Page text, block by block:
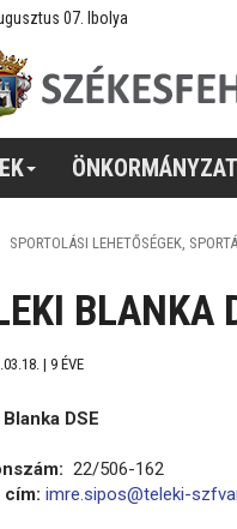
07. Ibolya
ÖNKORMÁNYZAT
SPORTOLÁSI LEHETŐSÉGEK,
BLANKA
| 9 ÉVE
DSE
22/506-162
cím: imre.sipos@teleki-